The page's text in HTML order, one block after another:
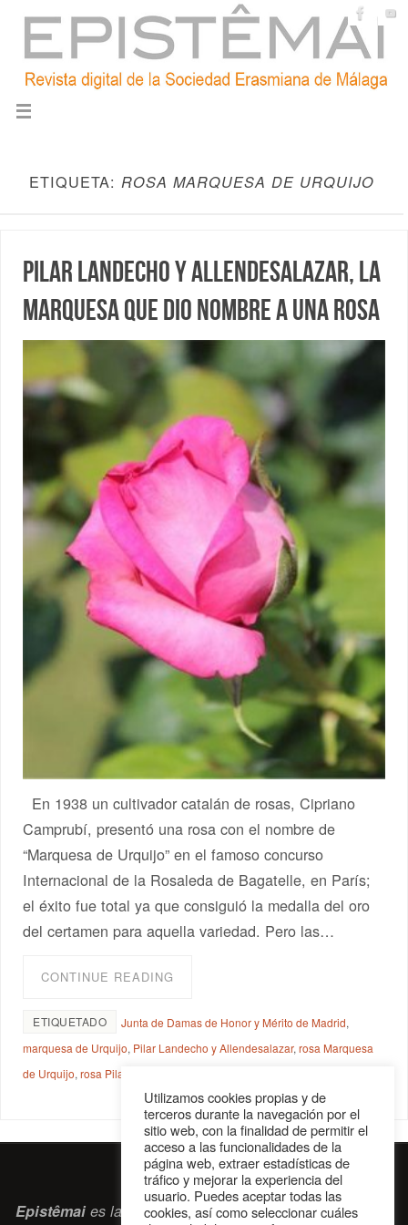
ETIQUETA: ROSA MARQUESA DE URQUIJO
Pilar Landecho y Allendesalazar, la
marquesa que dio nombre a una rosa
En 1938 un cultivador catalán de rosas, Cipriano
Camprubí, presentó una rosa con el nombre de
“Marquesa de Urquijo” en el famoso concurso
Internacional de la Rosaleda de Bagatelle, en París;
el éxito fue total ya que consiguió la medalla del oro
del certamen para aquella variedad. Pero las…
CONTINUE READING
ETIQUETADO Junta de Damas de Honor y Mérito de Madrid,
marquesa de Urquijo, Pilar Landecho y Allendesalazar,rosa Marquesa
de Urquijo,rosa Pilar Landencho
Epistêmaies la revista digital de la Sociedad Erasmiana
Utilizamos cookies propias y de
terceros durante la navegación por el
sitio web, con la finalidad de permitir el
acceso a las funcionalidades de la
página web, extraer estadísticas de
tráfico y mejorar la experiencia del
usuario. Puedes aceptar todas las
cookies, así como seleccionar cuáles